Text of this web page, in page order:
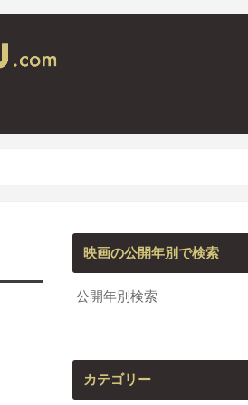
映画の公開年別で検索
公開年別検索
カテゴリー